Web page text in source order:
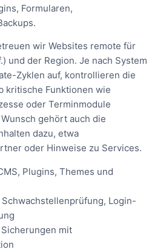
Formularen,
wir Websites remote für
und der Region. Je nach System
Zyklen auf, kontrollieren die
kritische Funktionen wie
oder Terminmodule
gehört auch die
dazu, etwa
oder Hinweise zu Services.
Plugins, Themes und
Schwachstellenprüfung, Login-
mit